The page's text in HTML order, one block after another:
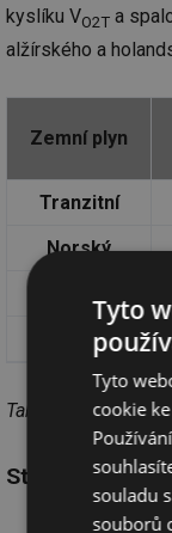
kyslíku VO2T a
alžírského a
Zemní plyn
Tranzitní
Norský
Holandský
Tab. 13
Tyto
Tyto
cookie
souladu
souborů